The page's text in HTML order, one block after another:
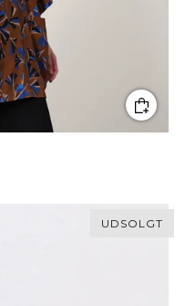
UDSOLGT